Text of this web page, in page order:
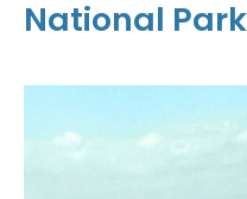
National Park